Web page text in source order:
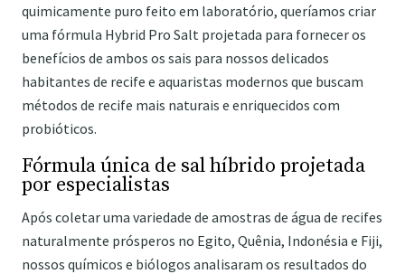
quimicamente puro feito em laboratório, queríamos criar
uma fórmula Hybrid Pro Salt projetada para fornecer os
benefícios de ambos os sais para nossos delicados
habitantes de recife e aquaristas modernos que buscam
métodos de recife mais naturais e enriquecidos com
probióticos.
Fórmula única de sal híbrido projetada
por especialistas
Após coletar uma variedade de amostras de água de recifes
naturalmente prósperos no Egito, Quênia, Indonésia e Fiji,
nossos químicos e biólogos analisaram os resultados do